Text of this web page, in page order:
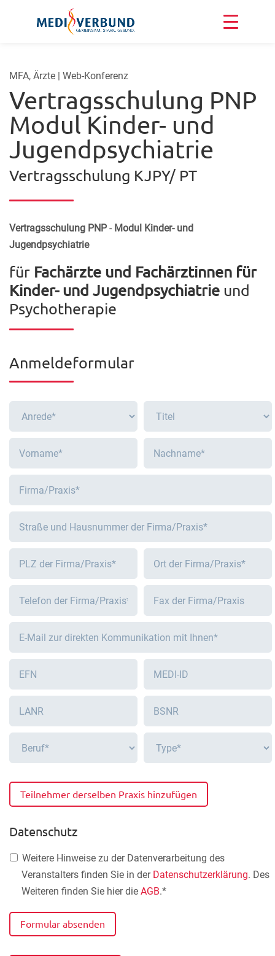
MFA, Ärzte | Web-Konferenz
Vertragsschulung PNP
Modul Kinder- und
Jugendpsychiatrie
Vertragsschulung KJPY/ PT
Vertragsschulung PNP - Modul Kinder- und
Jugendpsychiatrie
für Fachärzte und Fachärztinnen für
Kinder- und Jugendpsychiatrie und
Psychotherapie
Anmeldeformular
Teilnehmer derselben Praxis hinzufügen
Datenschutz
Weitere Hinweise zu der Datenverarbeitung des
Veranstalters finden Sie in der Datenschutzerklärung. Des
Weiteren finden Sie hier die AGB.*
Formular absenden